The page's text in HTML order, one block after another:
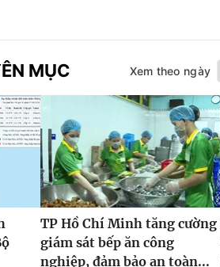
MỤC Xem theo ngày
TP Hồ Chí Minh tăng cường
giám sát bếp ăn công
nghiệp, đảm bảo an toàn...